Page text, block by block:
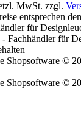
MwSt. zzgl.
entsprechen
für
für
Shopsoftware ©
Shopsoftware ©